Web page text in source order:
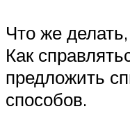
Что же
Как
предложить
способов.